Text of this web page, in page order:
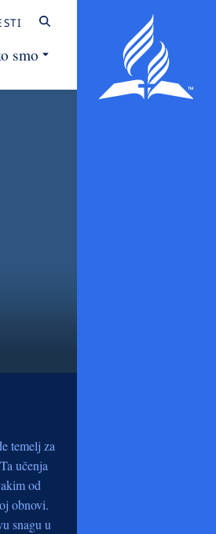
smo
temelj za
učenja
od
obnovi.
snagu u